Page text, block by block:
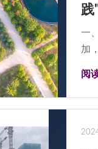
践
一
加
阅